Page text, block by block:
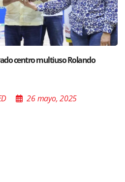
Ministro de Cultura sobre “El
26 mayo, 2025